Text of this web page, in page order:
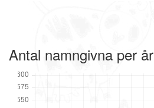
Antal namngivna per år